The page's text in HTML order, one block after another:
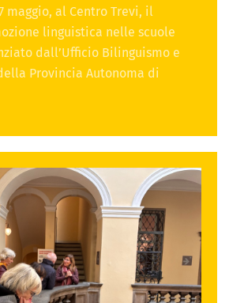
maggio, al Centro Trevi, il
linguistica nelle scuole
dall’Ufficio Bilinguismo e
Provincia Autonoma di